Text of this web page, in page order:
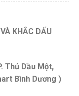
KHẮC DẤU
Thủ Dầu Một,
Bình Dương )